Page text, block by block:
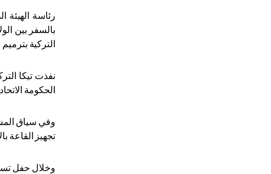
رئاسة الهيئة
بالسفر بين
التركية
نفذت تيكا
الحكومة
وفي سياق
تجهيز القاعة
وخلال حفل